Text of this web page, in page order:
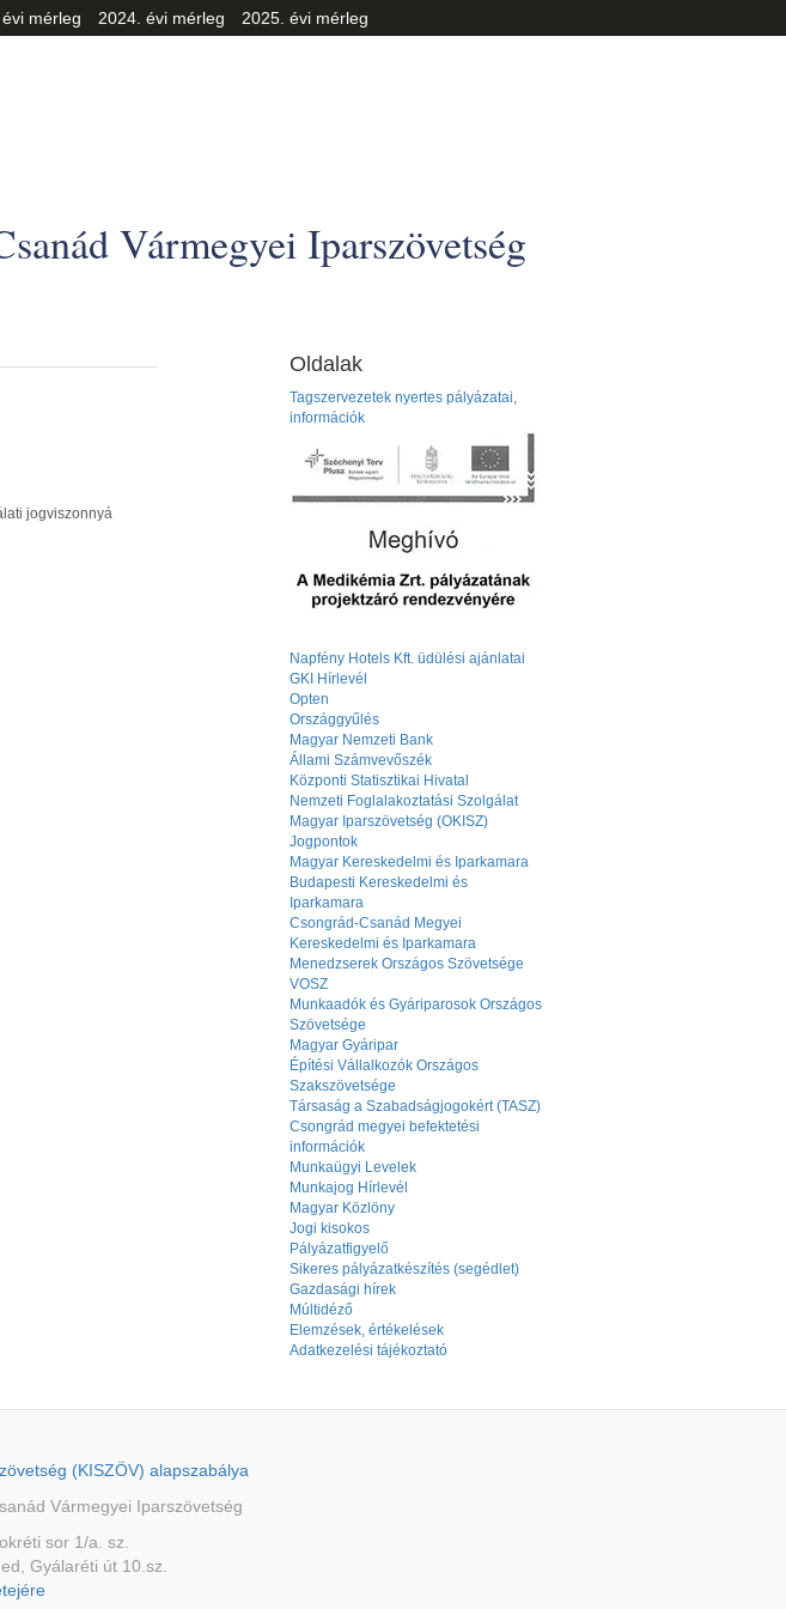
mérleg 2024. évi mérleg 2025. évi mérleg
Vármegyei Iparszövetség
jogviszonnyá
Oldalak
Tagszervezetek nyertes pályázatai,
információk
Napfény Hotels Kft. üdülési ajánlatai
GKI Hírlevél
Opten
Országgyűlés
Magyar Nemzeti Bank
Állami Számvevőszék
Központi Statisztikai Hivatal
Nemzeti Foglalakoztatási Szolgálat
Magyar Iparszövetség (OKISZ)
Jogpontok
Magyar Kereskedelmi és Iparkamara
Budapesti Kereskedelmi és
Iparkamara
Csongrád-Csanád Megyei
Kereskedelmi és Iparkamara
Menedzserek Országos Szövetsége
VOSZ
Munkaadók és Gyáriparosok Országos
Szövetsége
Magyar Gyáripar
Építési Vállalkozók Országos
Szakszövetsége
Társaság a Szabadságjogokért (TASZ)
Csongrád megyei befektetési
információk
Munkaügyi Levelek
Munkajog Hírlevél
Magyar Közlöny
Jogi kisokos
Pályázatfigyelő
Sikeres pályázatkészítés (segédlet)
Gazdasági hírek
Múltidéző
Elemzések, értékelések
Adatkezelési tájékoztató
(KISZÖV) alapszabálya
Vármegyei Iparszövetség
sor 1/a. sz.
Gyálaréti út 10.sz.